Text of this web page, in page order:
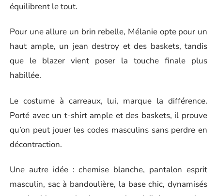
équilibrent le tout.
Pour une allure un brin rebelle, Mélanie opte pour un
haut ample, un jean destroy et des baskets, tandis
que le blazer vient poser la touche finale plus
habillée.
Le costume à carreaux, lui, marque la différence.
Porté avec un t-shirt ample et des baskets, il prouve
qu’on peut jouer les codes masculins sans perdre en
décontraction.
Une autre idée : chemise blanche, pantalon esprit
masculin, sac à bandoulière, la base chic, dynamisés